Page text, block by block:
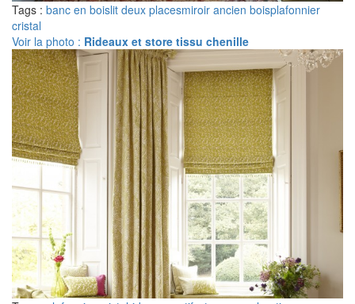
Tags : banc en boislit deux placesmiroir ancien boisplafonnier
cristal
Voir la photo : Rideaux et store tissu chenille